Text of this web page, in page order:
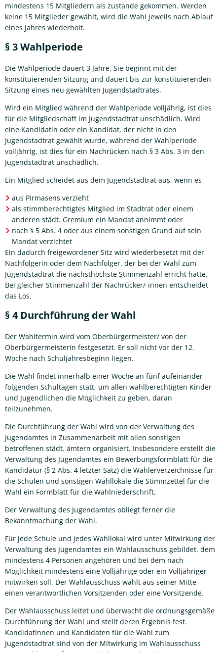
mindestens 15 Mitgliedern als zustande gekommen. Werden
keine 15 Mitglieder gewählt, wird die Wahl jeweils nach Ablauf
eines Jahres wiederholt.
§ 3 Wahlperiode
Die Wahlperiode dauert 3 Jahre. Sie beginnt mit der
konstituierenden Sitzung und dauert bis zur konstituierenden
Sitzung eines neu gewählten Jugendstadtrates.
Wird ein Mitglied während der Wahlperiode volljährig, ist dies
für die Mitgliedschaft im Jugendstadtrat unschädlich. Wird
eine Kandidatin oder ein Kandidat, der nicht in den
Jugendstadtrat gewählt wurde, während der Wahlperiode
volljährig, ist dies für ein Nachrücken nach § 3 Abs. 3 in den
Jugendstadtrat unschädlich.
Ein Mitglied scheidet aus dem Jugendstadtrat aus, wenn es
aus Pirmasens verzieht
als stimmberechtigtes Mitglied im Stadtrat oder einem
anderen städt. Gremium ein Mandat annimmt oder
nach § 5 Abs. 4 oder aus einem sonstigen Grund auf sein
Mandat verzichtet
Ein dadurch freigewordener Sitz wird wiederbesetzt mit der
Nachfolgerin oder dem Nachfolger, der bei der Wahl zum
Jugendstadtrat die nächsthöchste Stimmenzahl erricht hatte.
Bei gleicher Stimmenzahl der Nachrücker/-innen entscheidet
das Los.
§ 4 Durchführung der Wahl
Der Wahltermin wird vom Oberbürgermeister/ von der
Oberbürgermeisterin festgesetzt. Er soll nicht vor der 12.
Woche nach Schuljahresbeginn liegen.
Die Wahl findet innerhalb einer Woche an fünf aufeinander
folgenden Schultagen statt, um allen wahlberechtigten Kinder
und Jugendlichen die Möglichkeit zu geben, daran
teilzunehmen.
Die Durchführung der Wahl wird von der Verwaltung des
Jugendamtes in Zusammenarbeit mit allen sonstigen
betroffenen städt. ämtern organisiert. Insbesondere erstellt die
Verwaltung des Jugendamtes ein Bewerbungsformblatt für die
Kandidatur (§ 2 Abs. 4 letzter Satz) die Wählerverzeichnisse für
die Schulen und sonstigen Wahllokale die Stimmzettel für die
Wahl ein Formblatt für die Wahlniederschrift.
Der Verwaltung des Jugendamtes obliegt ferner die
Bekanntmachung der Wahl.
Für jede Schule und jedes Wahllokal wird unter Mitwirkung der
Verwaltung des Jugendamtes ein Wahlausschuss gebildet, dem
mindestens 4 Personen angehören und bei dem nach
Möglichkeit mindestens eine Volljährige oder ein Volljähriger
mitwirken soll. Der Wahlausschuss wählt aus seiner Mitte
einen verantwortlichen Vorsitzenden oder eine Vorsitzende.
Der Wahlausschuss leitet und überwacht die ordnungsgemäße
Durchführung der Wahl und stellt deren Ergebnis fest.
Kandidatinnen und Kandidaten für die Wahl zum
Jugendstadtrat sind von der Mitwirkung im Wahlausschuss